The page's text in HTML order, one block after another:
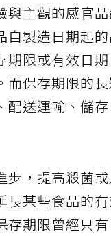
與主觀的感官
自製造日期起的
期限或有效日
而保存期限的
配送運輸、儲
步，提高殺菌
長某些食品的
存期限曾經只